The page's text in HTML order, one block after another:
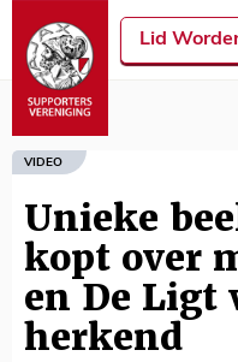
Lid
VIDEO
Unieke
kopt over
en De Ligt
herkend